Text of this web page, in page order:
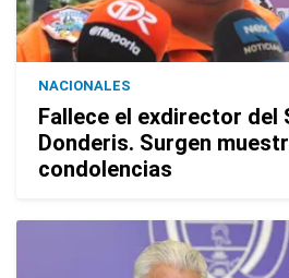
NACIONALES
Fallece el exdirector del
Donderis. Surgen
condolencias